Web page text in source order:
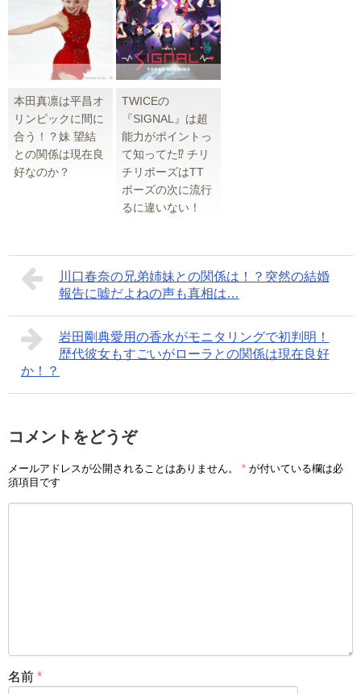
本田真凛は平昌オ
リンピックに間に
合う！？妹 望結
との関係は現在良
好なのか？
TWICEの
『SIGNAL』は超
能力がポイントっ
て知ってた⁉︎ チリ
チリポーズはTT
ポーズの次に流行
るに違いない！
川口春奈の兄弟姉妹との関係は！？突然の結婚
報告に嘘だよねの声も真相は…
岩田剛典愛用の香水がモニタリングで初判明！
歴代彼女もすごいがローラとの関係は現在良好
か！？
コメントをどうぞ
メールアドレスが公開されることはありません。 * が付いている欄は必
須項目です
名前 *